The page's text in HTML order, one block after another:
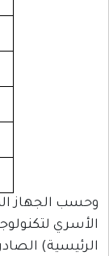
وحسب الجهاز